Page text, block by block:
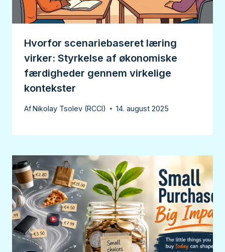
Hvorfor scenariebaseret læring
virker: Styrkelse af økonomiske
færdigheder gennem virkelige
kontekster
AfNikolay Tsolev (RCCI) 14. august 2025